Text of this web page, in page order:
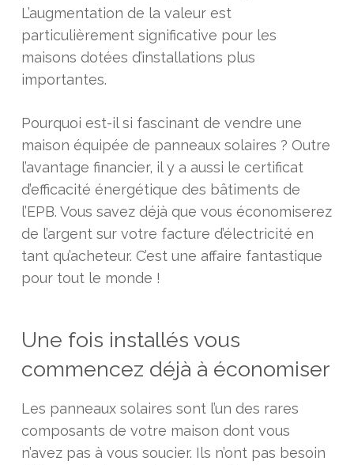
L’augmentation de la valeur est
particulièrement significative pour les
maisons dotées d’installations plus
importantes.
Pourquoi est-il si fascinant de vendre une
maison équipée de panneaux solaires ? Outre
l’avantage financier, il y a aussi le certificat
d’efficacité énergétique des bâtiments de
l’EPB. Vous savez déjà que vous économiserez
de l’argent sur votre facture d’électricité en
tant qu’acheteur. C’est une affaire fantastique
pour tout le monde !
Une fois installés vous
commencez déjà à économiser
Les panneaux solaires sont l’un des rares
composants de votre maison dont vous
n’avez pas à vous soucier. Ils n’ont pas besoin